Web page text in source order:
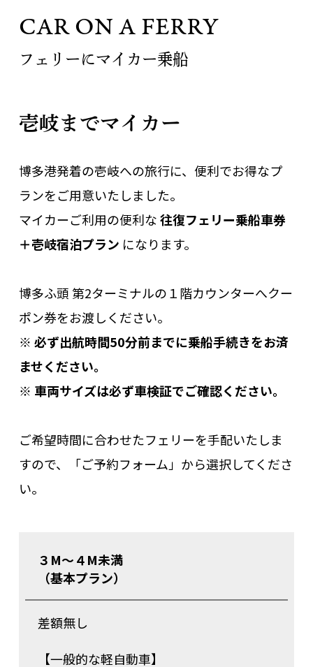
CAR ON A FERRY
フェリーにマイカー乗船
壱岐までマイカー
博多港発着の壱岐への旅行に、便利でお得なプ
ランをご用意いたしました。
マイカーご利用の便利な往復フェリー乗船車券
＋壱岐宿泊プラン になります。
博多ふ頭 第2ターミナルの１階カウンターへクー
ポン券をお渡しください。
※ 必ず出航時間50分前までに乗船手続きをお済
ませください。
※ 車両サイズは必ず車検証でご確認ください。
ご希望時間に合わせたフェリーを手配いたしま
すので、「ご予約フォーム」から選択してくださ
い。
３M～４M未満
（基本プラン）
差額無し
【一般的な軽自動車】